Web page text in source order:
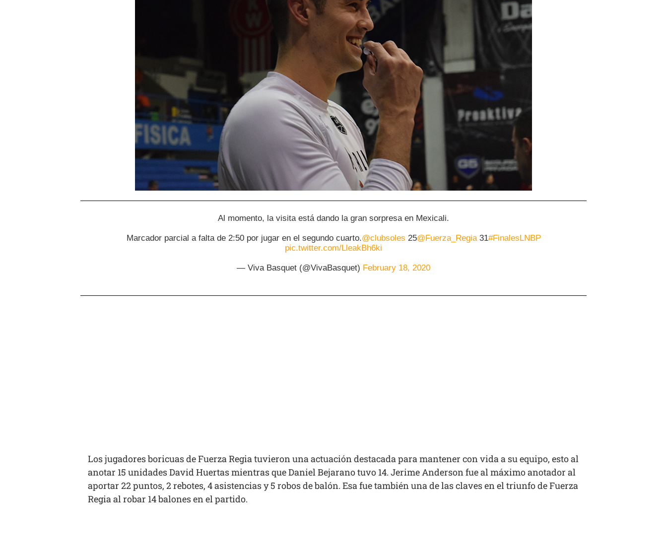
Al momento, la visita está dando la gran sorpresa en Mexicali.
Marcador parcial a falta de 2:50 por jugar en el segundo cuarto.@clubsoles 25@Fuerza_Regia31#FinalesLNBP
pic.twitter.com/LleakBh6ki
— Viva Basquet (@VivaBasquet) February 18, 2020
Los jugadores boricuas de Fuerza Regia tuvieron una actuación destacada para mantener con vida a su equipo, esto al
anotar 15 unidades David Huertas mientras que Daniel Bejarano tuvo 14. Jerime Anderson fue al máximo anotador al
aportar 22 puntos, 2 rebotes, 4 asistencias y 5 robos de balón. Esa fue también una de las claves en el triunfo de Fuerza
Regia al robar 14 balones en el partido.